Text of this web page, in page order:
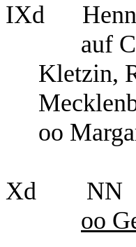
IXd
auf
Kletzin,
oo
Xd
NN
oo